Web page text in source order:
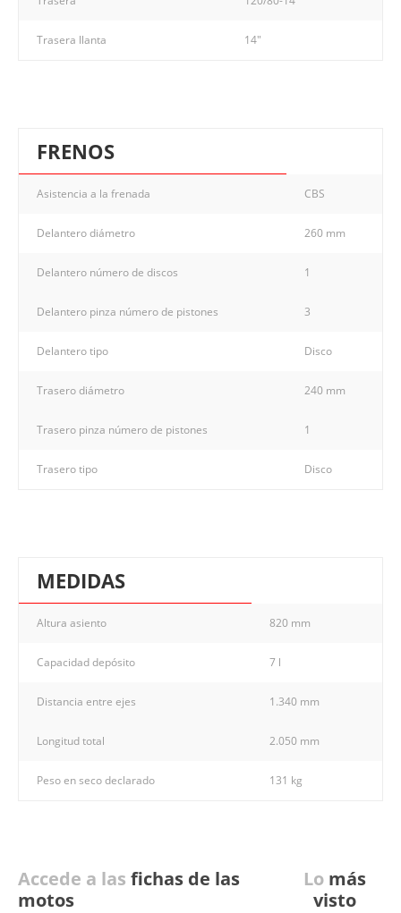
Trasera llanta 14"
FRENOS
Asistencia a la frenada CBS
Delantero diámetro 260 mm
Delantero número de discos 1
Delantero pinza número de pistones 3
Delantero tipo Disco
Trasero diámetro 240 mm
Trasero pinza número de pistones 1
Trasero tipo Disco
MEDIDAS
Altura asiento 820 mm
Capacidad depósito 7 l
Distancia entre ejes 1.340 mm
Longitud total 2.050 mm
Peso en seco declarado 131 kg
Accede a las fichas de las
motos
Lo más
visto